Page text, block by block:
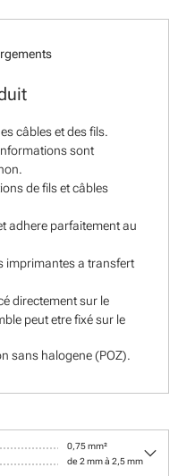
câbles et des fils.
sont
de fils et câbles
adhere parfaitement au
imprimantes a transfert
directement sur le
peut etre fixé sur le
sans halogene (POZ).
0,75 mm²
de 2 mm à 2,5 mmkeyboard_arrow_down